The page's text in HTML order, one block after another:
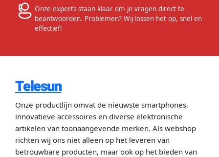
Onze experts staan klaar om je vragen direct te
beantwoorden. Problemen? Wij lossen het op, snel en
effectief!
Telesun
Onze productlijn omvat de nieuwste smartphones,
innovatieve accessoires en diverse elektronische
artikelen van toonaangevende merken. Als webshop
richten wij ons niet alleen op het leveren van
betrouwbare producten, maar ook op het bieden van